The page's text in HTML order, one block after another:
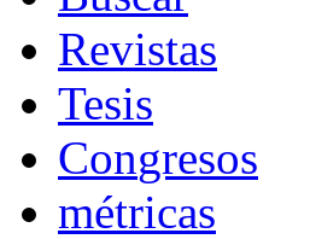
Revistas
Tesis
Congresos
métricas